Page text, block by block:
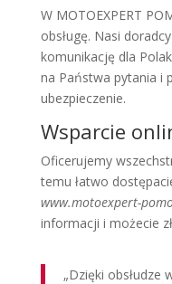
W MOTOEXPERT
obsługę. Nasi
komunikację dla
na Państwa pytania i
ubezpieczenie.
Wsparcie
Oficerujemy
temu łatwo
www.motoexpert-
informacji i możecie
„Dzięki obsłudze